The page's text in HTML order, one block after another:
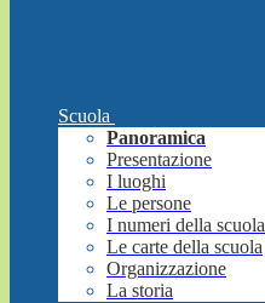
Scuola
Panoramica
Presentazione
I luoghi
Le persone
I numeri della scuola
Le carte della scuola
Organizzazione
La storia